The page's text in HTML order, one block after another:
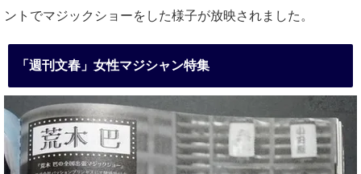
ントでマジックショーをした様子が放映されました。
「週刊文春」女性マジシャン特集